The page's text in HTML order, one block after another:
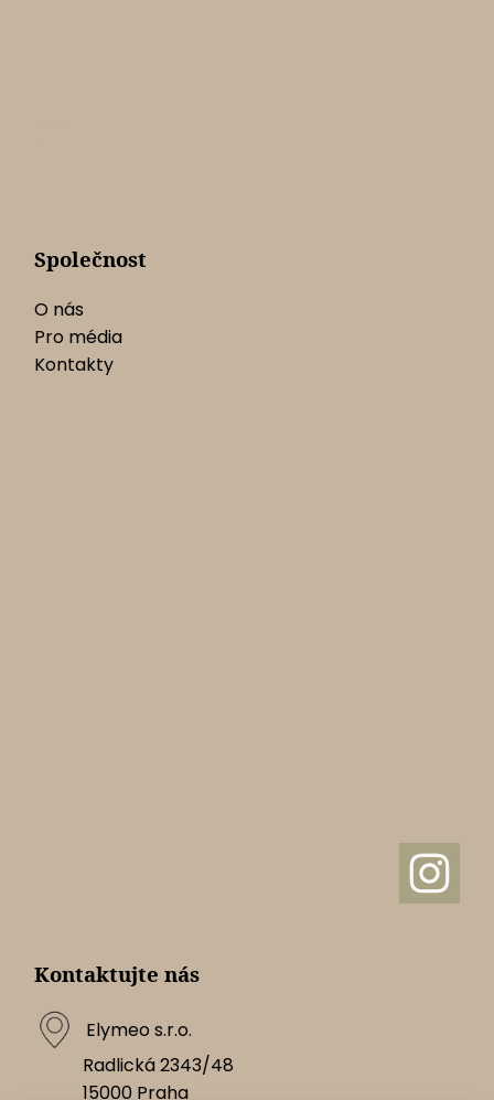
Společnost
O nás
Pro média
Kontakty
Kontaktujte nás
Elymeo s.r.o.
Radlická 2343/48
15000 Praha